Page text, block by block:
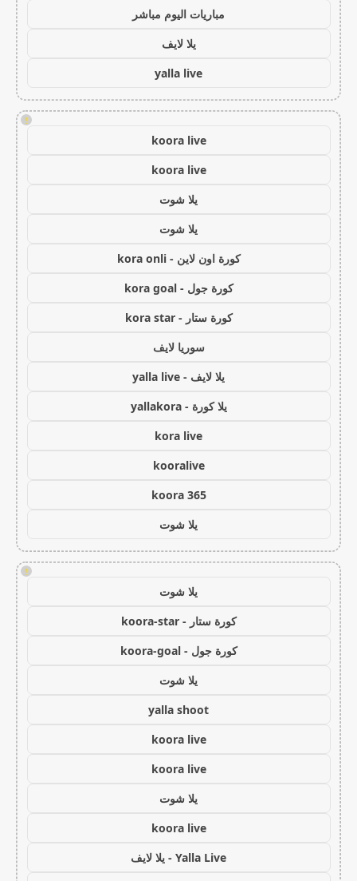
مباريات اليوم مباشر
يلا لايف
yalla live
!
koora live
koora live
يلا شوت
يلا شوت
كورة اون لاين - kora onli
كورة جول - kora goal
كورة ستار - kora star
سوريا لايف
يلا لايف - yalla live
يلا كورة - yallakora
kora live
kooralive
koora 365
يلا شوت
!
يلا شوت
كورة ستار - koora-star
كورة جول - koora-goal
يلا شوت
yalla shoot
koora live
koora live
يلا شوت
koora live
Yalla Live - يلا لايف